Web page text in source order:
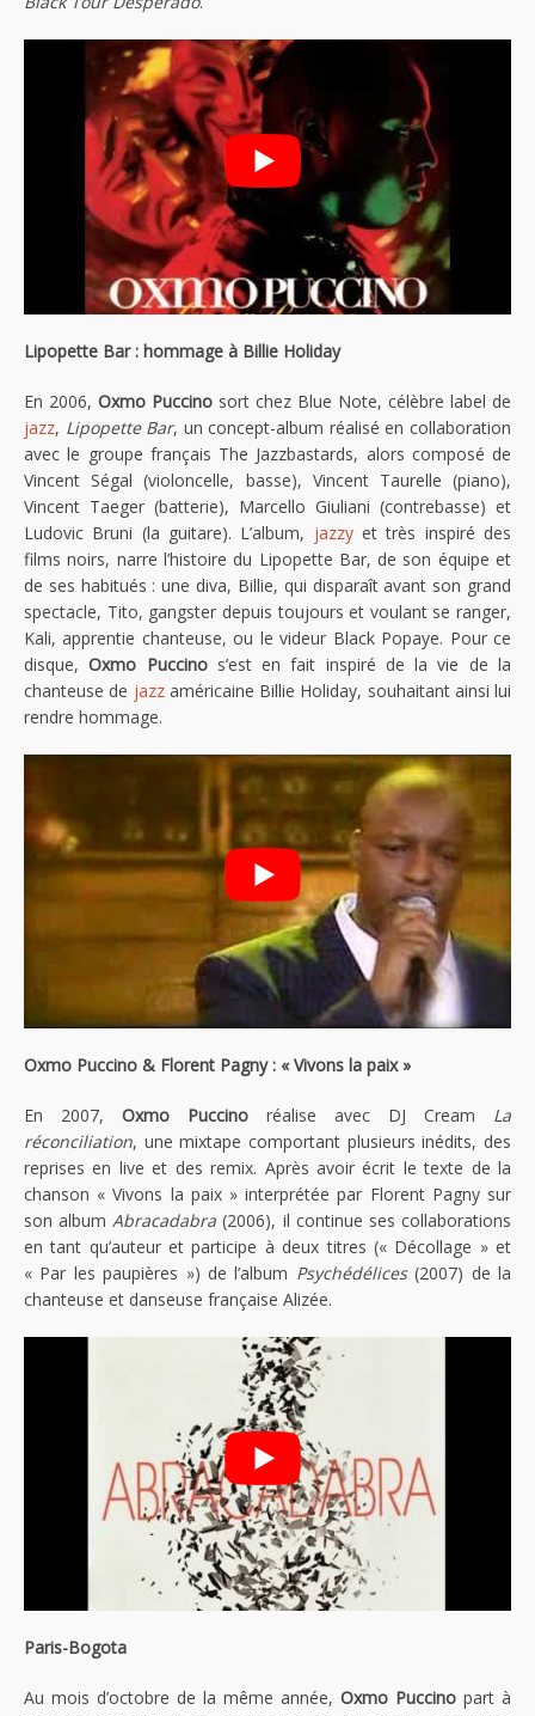
Lipopette Bar : hommage à Billie Holiday
En 2006, Oxmo Puccino sort chez Blue Note, célèbre label de
jazz, Lipopette Bar, un concept-album réalisé en collaboration
avec le groupe français The Jazzbastards, alors composé de
Vincent Ségal (violoncelle, basse), Vincent Taurelle (piano),
Vincent Taeger (batterie), Marcello Giuliani (contrebasse) et
Ludovic Bruni (la guitare). L’album, jazzyet très inspiré des
films noirs, narre l’histoire du Lipopette Bar, de son équipe et
de ses habitués : une diva, Billie, qui disparaît avant son grand
spectacle, Tito, gangster depuis toujours et voulant se ranger,
Kali, apprentie chanteuse, ou le videur Black Popaye. Pour ce
disque,Oxmo Puccinos’est en fait inspiré de la vie de la
chanteuse de jazzaméricaine Billie Holiday, souhaitant ainsi lui
rendre hommage.
Oxmo Puccino & Florent Pagny : « Vivons la paix »
En 2007, Oxmo Puccino réalise avec DJ Cream La
réconciliation, une mixtape comportant plusieurs inédits, des
reprises en live et des remix. Après avoir écrit le texte de la
chanson « Vivons la paix » interprétée par Florent Pagny sur
son albumAbracadabra (2006), il continue ses collaborations
en tant qu’auteur et participe à deux titres (« Décollage » et
« Par les paupières ») de l’album Psychédélices(2007) de la
chanteuse et danseuse française Alizée.
Paris-Bogota
Au mois d’octobre de la même année, Oxmo Puccino part à